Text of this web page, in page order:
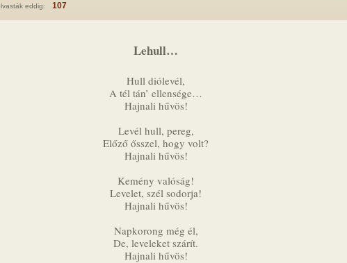
eddig: 107
Lehull…
Hull diólevél,
A tél tán’ ellensége…
Hajnali hűvös!
Levél hull, pereg,
Előző ősszel, hogy volt?
Hajnali hűvös!
Kemény valóság!
Levelet, szél sodorja!
Hajnali hűvös!
Napkorong még él,
De, leveleket szárít.
Hajnali hűvös!